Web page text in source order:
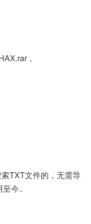
，
TXT文件的，无需导
至今..